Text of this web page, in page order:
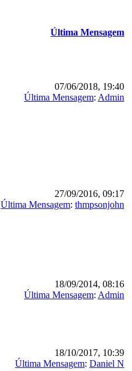
Última Mensagem
07/06/2018, 19:40
Última Mensagem: Admin
27/09/2016, 09:17
Última Mensagem: thmpsonjohn
18/09/2014, 08:16
Última Mensagem: Admin
18/10/2017, 10:39
Última Mensagem: Daniel N